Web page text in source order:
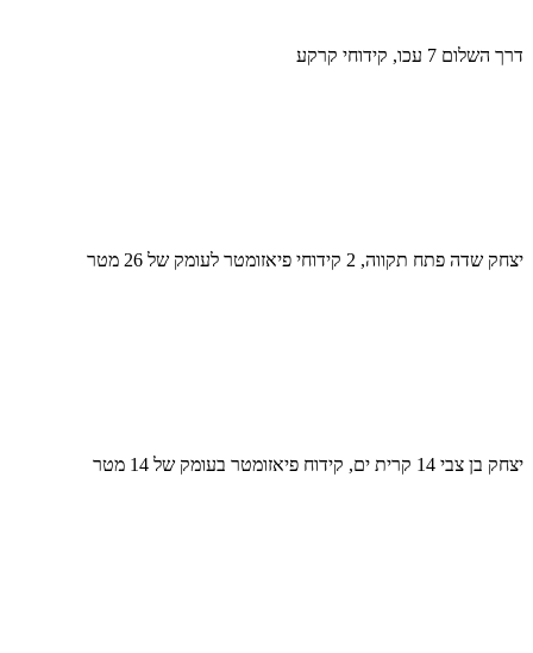
דרך השלום 7 עכו, קידוחי קרקע
יצחק שדה פתח תקווה, 2 קידוחי פיאזומטר לעומק של 26 מטר
יצחק בן צבי 14 קרית ים, קידוח פיאזומטר בעומק של 14 מטר